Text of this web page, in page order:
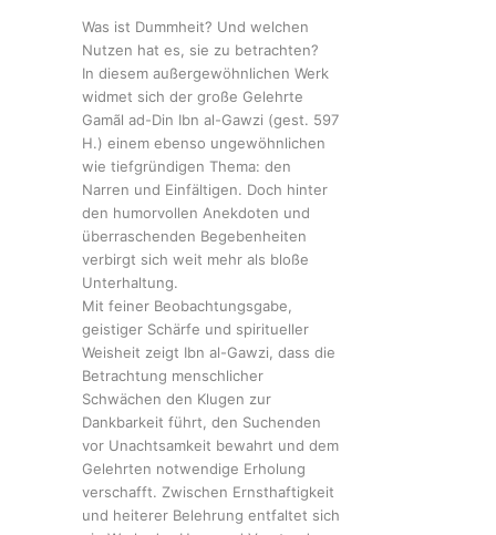
Was ist Dummheit? Und welchen
Nutzen hat es, sie zu betrachten?
In diesem außergewöhnlichen Werk
widmet sich der große Gelehrte
Gamãl ad-Din Ibn al-Gawzi (gest. 597
H.) einem ebenso ungewöhnlichen
wie tiefgründigen Thema: den
Narren und Einfältigen. Doch hinter
den humorvollen Anekdoten und
überraschenden Begebenheiten
verbirgt sich weit mehr als bloße
Unterhaltung.
Mit feiner Beobachtungsgabe,
geistiger Schärfe und spiritueller
Weisheit zeigt Ibn al-Gawzi, dass die
Betrachtung menschlicher
Schwächen den Klugen zur
Dankbarkeit führt, den Suchenden
vor Unachtsamkeit bewahrt und dem
Gelehrten notwendige Erholung
verschafft. Zwischen Ernsthaftigkeit
und heiterer Belehrung entfaltet sich